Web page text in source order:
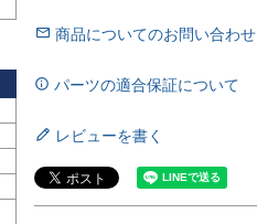
商品についてのお問い合わせ
パーツの適合保証について
レビューを書く